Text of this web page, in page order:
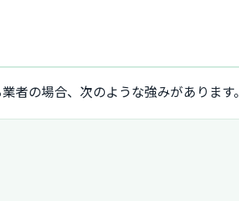
者の場合、次のような強みがあります。